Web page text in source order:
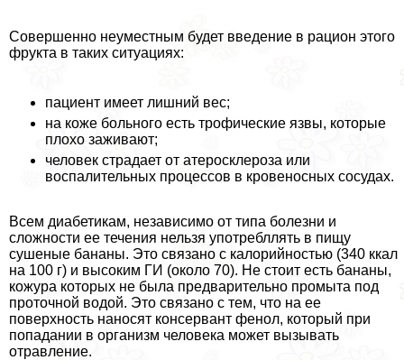
Совершенно неуместным будет введение в рацион этого
фрукта в таких ситуациях:
пациент имеет лишний вес;
на коже больного есть трофические язвы, которые
плохо заживают;
человек страдает от атеросклероза или
воспалительных процессов в кровеносных сосудах.
Всем диабетикам, независимо от типа болезни и
сложности ее течения нельзя употрeбллять в пищу
сушеные бананы. Это связано с калорийностью (340 ккал
на 100 г) и высоким ГИ (около 70). Не стоит есть бананы,
кожура которых не была предварительно промыта под
проточной водой. Это связано с тем, что на ее
поверхность наносят консервант фенол, который при
попадании в организм человека может вызывать
отравление.